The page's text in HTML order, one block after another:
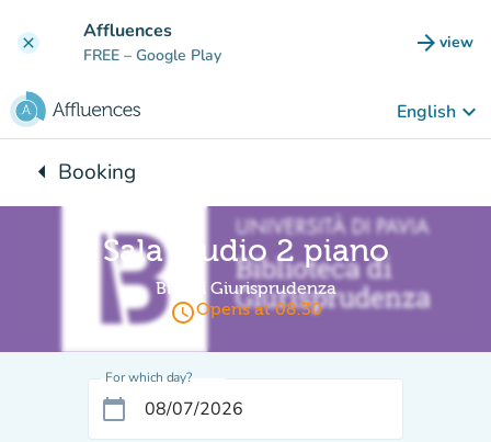
clear Affluences
FREE – Google Play arrow_forward view
(new
English keyboard_arrow_down
arrow_leftBack to:
Booking
Sala Studio 2 piano
Bib. di Giurisprudenza
access_timeOpens at 08:30
For which day?
calendar_today